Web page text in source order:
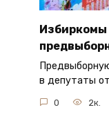
Избиркомы
в депутаты
0 2к.